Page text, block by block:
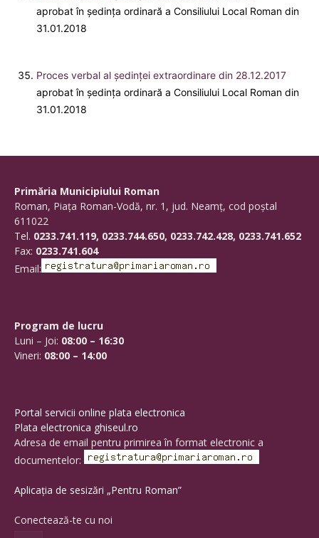
aprobat în ședința ordinară a Consiliului Local Roman din
31.01.2018
Proces verbal al ședinței extraordinare din 28.12.2017
aprobat în ședința ordinară a Consiliului Local Roman din
31.01.2018
Primăria Municipiului Roman
Roman, Piaţa Roman-Vodă, nr. 1, jud. Neamţ, cod poştal
611022
Tel. 0233.741.119, 0233.744.650, 0233.742.428, 0233.741.652
Fax: 0233.741.604
Email:
Program de lucru
Luni – Joi: 08:00 – 16:30
Vineri: 08:00 – 14:00
Portal servicii online plata electronica
Plata electronica ghiseul.ro
Adresa de email pentru primirea în format electronic a
documentelor:
Aplicația de sesizări „Pentru Roman”
Conectează-te cu noi